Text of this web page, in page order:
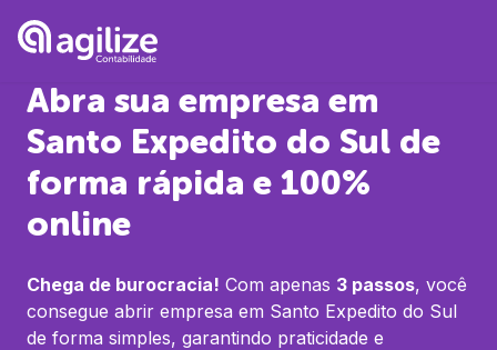
Abra sua empresa em
Santo Expedito do Sul de
forma rápida e 100%
online
Chega de burocracia! Com apenas 3 passos, você
consegue abrir empresa em Santo Expedito do Sul
de forma simples, garantindo praticidade e